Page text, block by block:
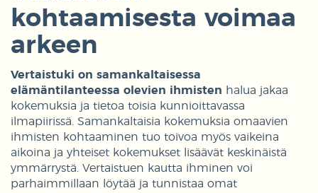
kohtaamisesta voimaa
arkeen
Vertaistuki on samankaltaisessa
elämäntilanteessa olevien ihmisten halua jakaa
kokemuksia ja tietoa toisia kunnioittavassa
ilmapiirissä. Samankaltaisia kokemuksia omaavien
ihmisten kohtaaminen tuo toivoa myös vaikeina
aikoina ja yhteiset kokemukset lisäävät keskinäistä
ymmärrystä. Vertaistuen kautta ihminen voi
parhaimmillaan löytää ja tunnistaa omat